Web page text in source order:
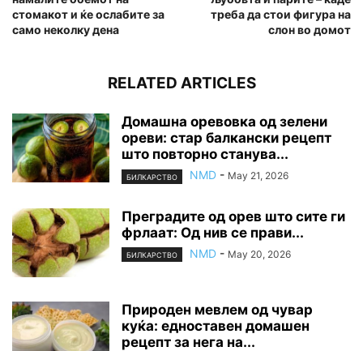
стомакот и ќе ослабите за
само неколку дена
треба да стои фигура на
слон во домот
RELATED ARTICLES
Домашна оревовка од зелени
ореви: стар балкански рецепт
што повторно станува...
БИЛКАРСТВО NMD - May 21, 2026
Преградите од орев што сите ги
фрлаат: Од нив се прави...
БИЛКАРСТВО NMD - May 20, 2026
Природен мевлем од чувар
куќа: едноставен домашен
рецепт за нега на...